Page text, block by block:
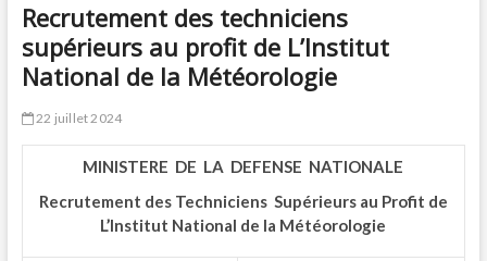
Recrutement des techniciens
supérieurs au profit de L’Institut
National de la Météorologie
22 juillet 2024
MINISTERE DE LA DEFENSE NATIONALE
Recrutement des Techniciens Supérieurs au Profit de
L’Institut National de la Météorologie